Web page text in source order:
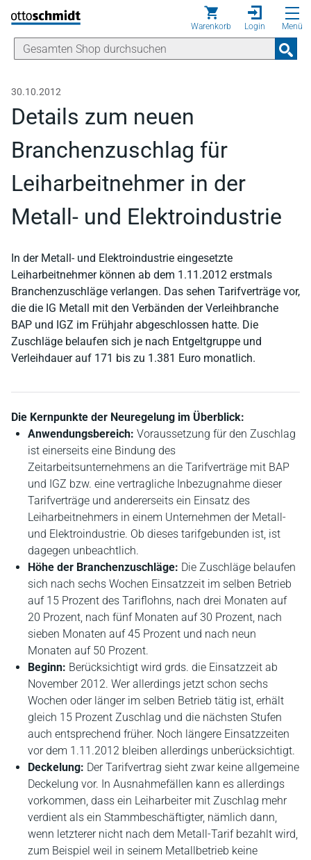
Direkt zum Inhalt
Warenkorb Login Menü
30.10.2012
Details zum neuen
Branchenzuschlag für
Leiharbeitnehmer in der
Metall- und Elektroindustrie
In der Metall- und Elektroindustrie eingesetzte
Leiharbeitnehmer können ab dem 1.11.2012 erstmals
Branchenzuschläge verlangen. Das sehen Tarifverträge vor,
die die IG Metall mit den Verbänden der Verleihbranche
BAP und IGZ im Frühjahr abgeschlossen hatte. Die
Zuschläge belaufen sich je nach Entgeltgruppe und
Verleihdauer auf 171 bis zu 1.381 Euro monatlich.
Die Kernpunkte der Neuregelung im Überblick:
Anwendungsbereich: Voraussetzung für den Zuschlag
ist einerseits eine Bindung des
Zeitarbeitsunternehmens an die Tarifverträge mit BAP
und IGZ bzw. eine vertragliche Inbezugnahme dieser
Tarifverträge und andererseits ein Einsatz des
Leiharbeitnehmers in einem Unternehmen der Metall-
und Elektroindustrie. Ob dieses tarifgebunden ist, ist
dagegen unbeachtlich.
Höhe der Branchenzuschläge: Die Zuschläge belaufen
sich nach sechs Wochen Einsatzzeit im selben Betrieb
auf 15 Prozent des Tariflohns, nach drei Monaten auf
20 Prozent, nach fünf Monaten auf 30 Prozent, nach
sieben Monaten auf 45 Prozent und nach neun
Monaten auf 50 Prozent.
Beginn: Berücksichtigt wird grds. die Einsatzzeit ab
November 2012. Wer allerdings jetzt schon sechs
Wochen oder länger im selben Betrieb tätig ist, erhält
gleich 15 Prozent Zuschlag und die nächsten Stufen
auch entsprechend früher. Noch längere Einsatzzeiten
vor dem 1.11.2012 bleiben allerdings unberücksichtigt.
Deckelung: Der Tarifvertrag sieht zwar keine allgemeine
Deckelung vor. In Ausnahmefällen kann es allerdings
vorkommen, dass ein Leiharbeiter mit Zuschlag mehr
verdient als ein Stammbeschäftigter, nämlich dann,
wenn letzterer nicht nach dem Metall-Tarif bezahlt wird,
zum Beispiel weil in seinem Metallbetrieb keine